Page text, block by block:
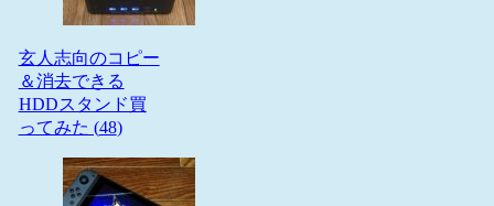
玄人志向のコピー
＆消去できる
HDDスタンド買
ってみた (48)